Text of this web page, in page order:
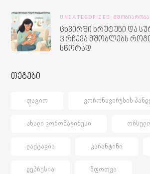
UNCATEGORIZED, ᲛᲨᲝᲑᲘᲐᲠᲝᲑᲐ,
ცხვირში ხრუტუნი და
3 რჩევა მშობლებს
სწორად
თეგები
ᲤᲐᲒᲘᲝ ᲙᲝᲠᲝᲜᲐᲕᲘᲠᲣᲡᲘᲡ
ᲐᲮᲐᲚᲘ ᲙᲝᲠᲝᲜᲐᲕᲘᲠᲣᲡᲘ
ᲚᲐᲥᲢᲐᲪᲘᲐ ᲙᲐᲠᲐᲜᲢᲘᲜᲘ
ᲓᲔᲞᲠᲔᲡᲘᲐ ᲨᲤᲝᲗᲕᲐ